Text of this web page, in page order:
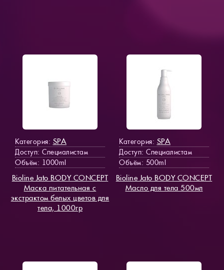
Категория: SPA
Доступ: Специалистам
Объём: 1000ml
Bioline Jato BODY CONCEPT
Маска питательная с
экстрактом белых цветов для
тела, 1000гр
Категория: SPA
Доступ: Специалистам
Объём: 500ml
Bioline Jato BODY CONCEPT
Масло для тела 500мл